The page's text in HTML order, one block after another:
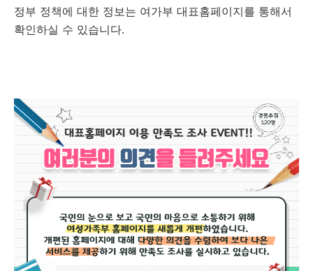
정부 정책에 대한 정보는 여가부 대표홈페이지를 통해서
확인하실 수 있습니다.